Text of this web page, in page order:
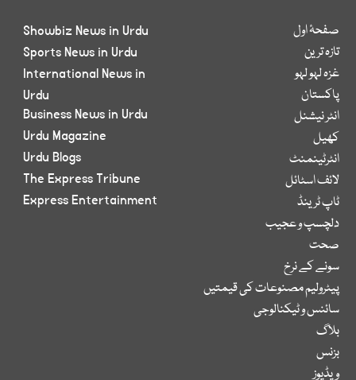
صفحۂ اول
تازہ ترین
غزہ لہو لہو
پاکستان
انٹر نیشنل
کھیل
انٹرٹینمنٹ
لائف اسٹائل
ٹاپ ٹرینڈ
دلچسپ و عجیب
صحت
سونے کے نرخ
پیٹرولیم مصنوعات کی قیمتیں
سائنس و ٹیکنالوجی
بلاگ
بزنس
ویڈیوز
Showbiz News in Urdu
Sports News in Urdu
International News in
Urdu
Business News in Urdu
Urdu Magazine
Urdu Blogs
The Express Tribune
Express Entertainment